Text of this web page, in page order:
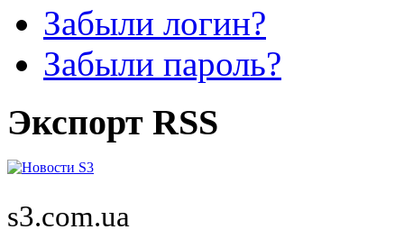
Забыли логин?
Забыли пароль?
Экспорт RSS
s3.com.ua